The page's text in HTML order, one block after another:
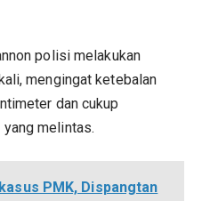
polisi melakukan
mengingat ketebalan
dan cukup
yang melintas.
PMK, Dispangtan